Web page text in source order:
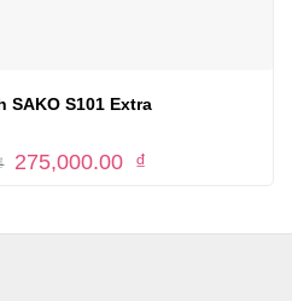
SAKO S101 Extra
Giá
275,000.00 ₫Giá
275,000.00 ₫.